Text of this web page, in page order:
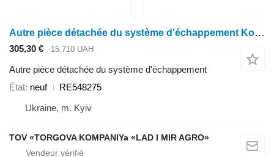
Autre pièce détachée du système d'échappement Korpus nasosa RE548275 pour tracteur à roues John Deere 8R / 8RT / 8RX: 8310R, 8310RT, 8320R, 8335R, 8345R, 8360R, 8370R
305,30 € 15.710 UAH
Autre pièce détachée du système d'échappement
État neuf
RE548275
Ukraine, m. Kyiv
TOV «TORGOVA KOMPANIYa «LAD I MIR AGRO»